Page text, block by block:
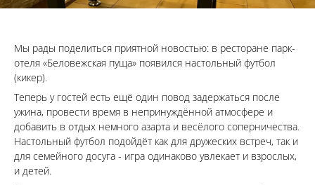
Мы рады поделиться приятной новостью: в ресторане парк-
отеля «Беловежская пуща» появился настольный футбол
(кикер).
Теперь у гостей есть ещё один повод задержаться после
ужина, провести время в непринуждённой атмосфере и
добавить в отдых немного азарта и весёлого соперничества.
Настольный футбол подойдёт как для дружеских встреч, так и
для семейного досуга - игра одинаково увлекает и взрослых,
и детей.